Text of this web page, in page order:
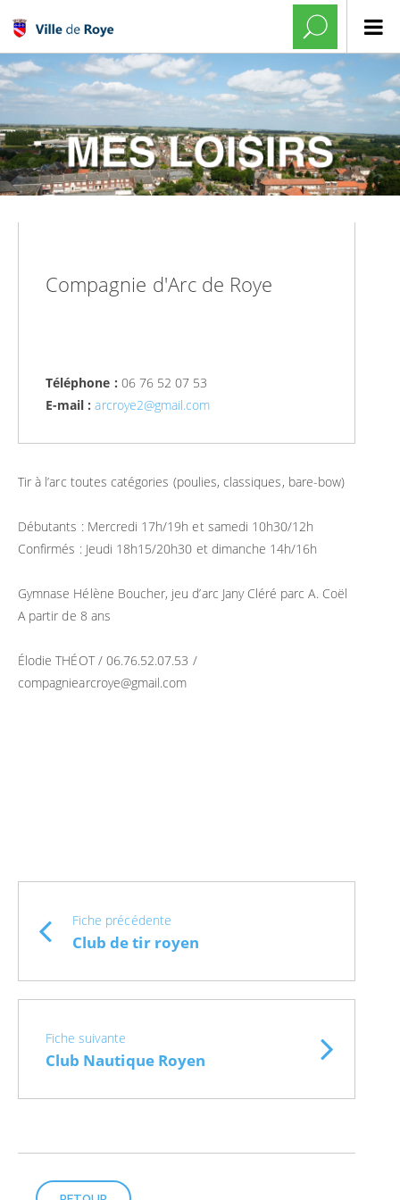
Compagnie d'Arc de Roye
Téléphone : 06 76 52 07 53
E-mail :arcroye2@gmail.com
Tir à l’arc toutes catégories (poulies, classiques, bare-bow)
Débutants : Mercredi 17h/19h et samedi 10h30/12h
Confirmés : Jeudi 18h15/20h30 et dimanche 14h/16h
Gymnase Hélène Boucher, jeu d’arc Jany Cléré parc A. Coël
A partir de 8 ans
Élodie THÉOT / 06.76.52.07.53 /
compagniearcroye@gmail.com
Fiche précédente
Club de tir royen
Fiche suivante
Club Nautique Royen